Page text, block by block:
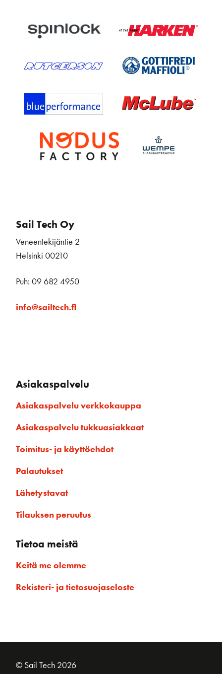
Sail Tech Oy
Veneentekijäntie 2
Helsinki 00210
Puh: 09 682 4950
info@sailtech.fi
Asiakaspalvelu
Asiakaspalvelu verkkokauppa
Asiakaspalvelu tukkuasiakkaat
Toimitus- ja käyttöehdot
Palautukset
Lähetystavat
Tilauksen peruutus
Tietoa meistä
Keitä me olemme
Rekisteri- ja tietosuojaseloste
© Sail Tech 2026